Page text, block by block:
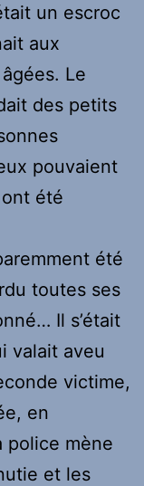
un escroc
aux
Le
des petits
pouvaient
été
été
toutes ses
Il s’était
valait aveu
victime,
en
police mène
et les